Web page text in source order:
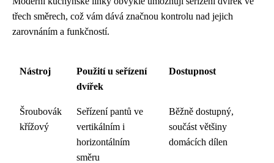
třech směrech, což vám dává značnou kontrolu nad jejich
zarovnáním a funkčností.
Nástroj
Použití u seřízení
dvířek
Dostupnost
Šroubovák
křížový
Seřízení pantů ve
vertikálním i
horizontálním
směru
Běžně dostupný,
součást většiny
domácích dílen